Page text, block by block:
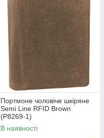
Портмоне чоловіче шкіряне
Semi Line RFID Brown
(P8269-1)
В наявності